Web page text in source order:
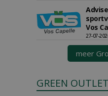
Vos
27-07-
meer
GREEN OUTLET